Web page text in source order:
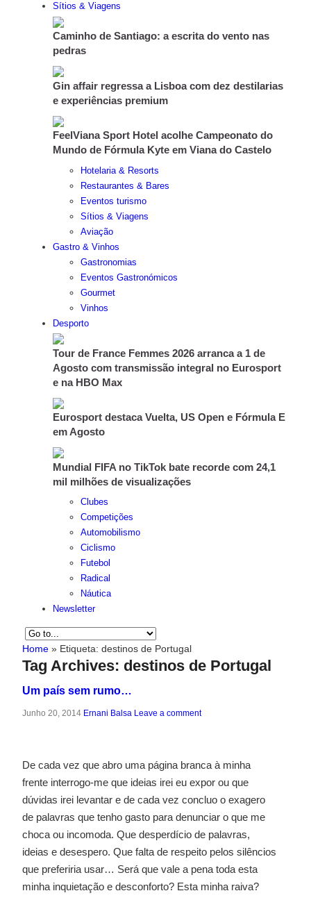
Sítios & Viagens
Caminho de Santiago: a escrita do vento nas
pedras
Gin affair regressa a Lisboa com dez destilarias
e experiências premium
FeelViana Sport Hotel acolhe Campeonato do
Mundo de Fórmula Kyte em Viana do Castelo
Hotelaria & Resorts
Restaurantes & Bares
Eventos turismo
Sítios & Viagens
Aviação
Gastro & Vinhos
Gastronomias
Eventos Gastronómicos
Gourmet
Vinhos
Desporto
Tour de France Femmes 2026 arranca a 1 de
Agosto com transmissão integral no Eurosport
e na HBO Max
Eurosport destaca Vuelta, US Open e Fórmula E
em Agosto
Mundial FIFA no TikTok bate recorde com 24,1
mil milhões de visualizações
Clubes
Competições
Automobilismo
Ciclismo
Futebol
Radical
Náutica
Newsletter
Home » Etiqueta: destinos de Portugal
Tag Archives: destinos de Portugal
Um país sem rumo…
Junho 20, 2014 Ernani Balsa Leave a comment
De cada vez que abro uma página branca à minha
frente interrogo-me que ideias irei eu expor ou que
dúvidas irei levantar e de cada vez concluo o exagero
de palavras que tenho gasto para denunciar o que me
choca ou incomoda. Que desperdício de palavras,
ideias e desespero. Que falta de respeito pelos silêncios
que preferiria usar… Será que vale a pena toda esta
minha inquietação e desconforto? Esta minha raiva?